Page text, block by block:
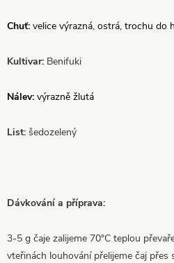
Chuť: velice výrazná, ostrá, trochu do
Kultivar: Benifuki
Nálev: výrazně žlutá
List: šedozelený
Dávkování a příprava:
3-5 g čaje zalijeme 70°C teplou
vteřinách louhování přelijeme čaj